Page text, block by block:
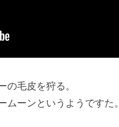
の毛皮を狩る。
ーンというようですた。